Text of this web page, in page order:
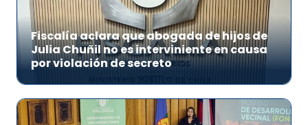
Fiscalía aclara que abogada de hijos de
Julia Chuñil no es interviniente en causa
por violación de secreto